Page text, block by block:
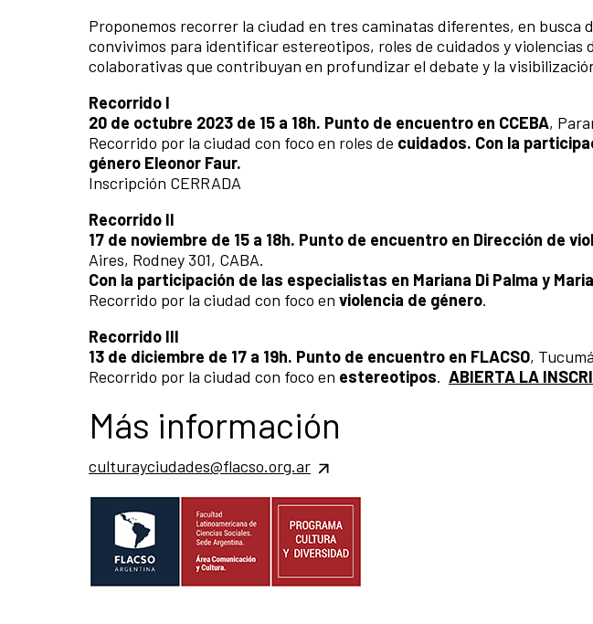
Proponemos recorrer la ciudad en tres caminatas diferentes, en busca
convivimos para identificar estereotipos, roles de cuidados y violencias
colaborativas que contribuyan en profundizar el debate y la
Recorrido I
20 de octubre 2023 de 15 a 18h. Punto de encuentro en CCEBA,
Recorrido por la ciudad con foco en roles de cuidados. Con la
género Eleonor Faur.
Inscripción CERRADA
Recorrido II
17 de noviembre de 15 a 18h. Punto de encuentro en Dirección de
Aires, Rodney 301, CABA.
Con la participación de las especialistas en Mariana Di Palma y
Recorrido por la ciudad con foco en violencia de género.
Recorrido III
13 de diciembre de 17 a 19h. Punto de encuentro en FLACSO,
Recorrido por la ciudad con foco en estereotipos. ABIERTA LA
Más información
culturayciudades@flacso.org.ar